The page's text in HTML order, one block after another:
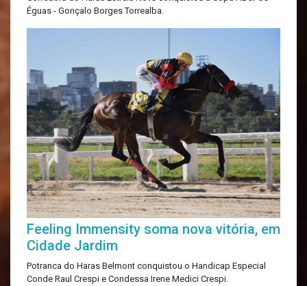
Éguas - Gonçalo Borges Torrealba.
Feeling Immensity soma nova vitória, em
Cidade Jardim
Potranca do Haras Belmont conquistou o Handicap Especial
Conde Raul Crespi e Condessa Irene Medici Crespi.